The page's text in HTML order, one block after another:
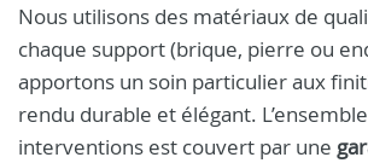
Nous utilisons des matériaux de
chaque support (brique, pierre ou
apportons un soin particulier aux
rendu durable et élégant.
interventions est couvert par une